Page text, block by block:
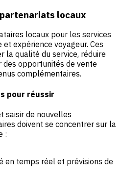
locaux
locaux pour les services
expérience voyageur. Ces
la qualité du service, réduire
opportunités de vente
complémentaires.
pour réussir
saisir de nouvelles
doivent se concentrer sur la
:
en temps réel et prévisions de